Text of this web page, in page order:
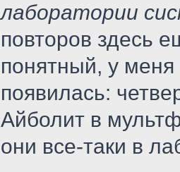
лаборатории
повторов здесь
понятный, у меня
появилась:
Айболит в
они все-таки в